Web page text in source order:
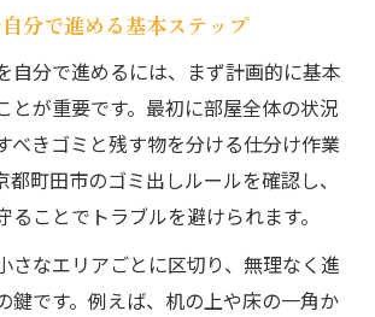
分で進める基本ステップ
自分で進めるには、まず計画的に基本
とが重要です。最初に部屋全体の状況
べきゴミと残す物を分ける仕分け作業
都町田市のゴミ出しルールを確認し、
ることでトラブルを避けられます。
さなエリアごとに区切り、無理なく進
鍵です。例えば、机の上や床の一角か